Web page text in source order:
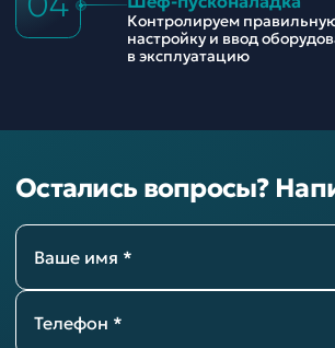
Контролируем
настройку и ввод
в эксплуатацию
Остались вопросы?
Ваше имя *
Телефон *